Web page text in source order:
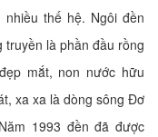
thế hệ. Ngôi đền
là phần đầu rồng
mắt, non nước hữu
xa xa là dòng sông Đơ
1993 đền đã được